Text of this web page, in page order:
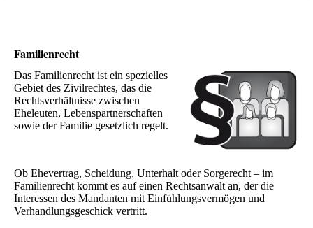
Familienrecht
Das Familienrecht ist ein spezielles
Gebiet des Zivilrechtes, das die
Rechtsverhältnisse zwischen
Eheleuten, Lebenspartnerschaften
sowie der Familie gesetzlich regelt.
Ob Ehevertrag, Scheidung, Unterhalt oder Sorgerecht – im
Familienrecht kommt es auf einen Rechtsanwalt an, der die
Interessen des Mandanten mit Einfühlungsvermögen und
Verhandlungsgeschick vertritt.